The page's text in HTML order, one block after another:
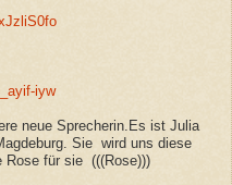
iyw
neue Sprecherin.Es ist Julia
Sie wird uns diese
Rose für sie (((Rose)))